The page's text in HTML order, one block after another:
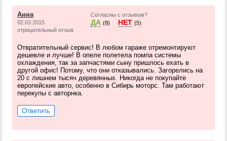
Анна
02.03.2015
отрицательный отзыв
Согласны с отзывом?
ДА (8) НЕТ (5)
Отвратительный сервис! В любом гараже отремонтируют
дешевле и лучше! В опеле полетела помпа системы
охлаждения, так за запчастями сыну пришлось ехать в
другой офис! Потому, что они отказывались. Загорелись на
20 с лишнем тысяч деревянных. Никогда не покупайте
европейские авто, особенно в Сибирь моторс. Там работают
перекупы с авторнка.
Ответить